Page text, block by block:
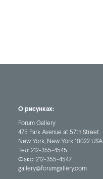
О рисунках:
Forum Gallery
475 Park Avenue at 57th Street
New York, New York 10022 USA
Тел:212-355-4545
Факс:212-355-4547
gallery@forumgallery.com